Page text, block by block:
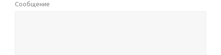
Сообщение